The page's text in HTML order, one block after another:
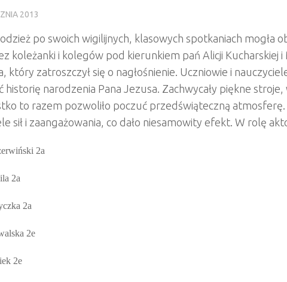
2013
po swoich wigilijnych, klasowych spotkaniach mogła
koleżanki i kolegów pod kierunkiem pań Alicji Kucharskiej i
który zatroszczył się o nagłośnienie. Uczniowie i
historię narodzenia Pana Jezusa. Zachwycały piękne stroje,
to razem pozwoliło poczuć przedświąteczną atmosferę.
sił i zaangażowania, co dało niesamowity efekt. W rolę
2a
2a
2a
2e
2e